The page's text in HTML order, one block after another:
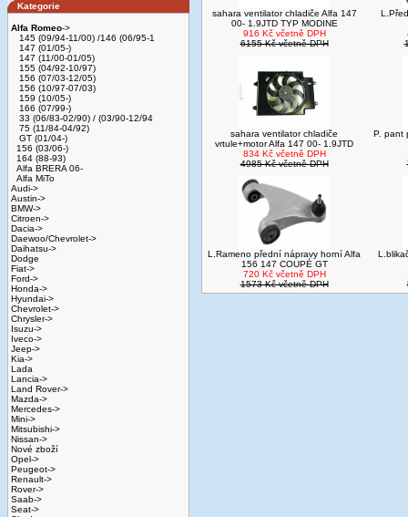
Kategorie
Alfa Romeo->
145 (09/94-11/00) /146 (06/95-1
147 (01/05-)
147 (11/00-01/05)
155 (04/92-10/97)
156 (07/03-12/05)
156 (10/97-07/03)
159 (10/05-)
166 (07/99-)
33 (06/83-02/90) / (03/90-12/94
75 (11/84-04/92)
GT (01/04-)
156 (03/06-)
164 (88-93)
Alfa BRERA 06-
Alfa MiTo
Audi->
Austin->
BMW->
Citroen->
Dacia->
Daewoo/Chevrolet->
Daihatsu->
Dodge
Fiat->
Ford->
Honda->
Hyundai->
Chevrolet->
Chrysler->
Isuzu->
Iveco->
Jeep->
Kia->
Lada
Lancia->
Land Rover->
Mazda->
Mercedes->
Mini->
Mitsubishi->
Nissan->
Nové zboží
Opel->
Peugeot->
Renault->
Rover->
Saab->
Seat->
sahara ventilator chladiče Alfa 147
00- 1.9JTD TYP MODINE
916 Kč včetně DPH
6155 Kč včetně DPH
sahara ventilator chladiče
vrtule+motor Alfa 147 00- 1.9JTD
834 Kč včetně DPH
4985 Kč včetně DPH
P. pant
L.Rameno přední nápravy horní Alfa
156 147 COUPÉ GT
720 Kč včetně DPH
1573 Kč včetně DPH